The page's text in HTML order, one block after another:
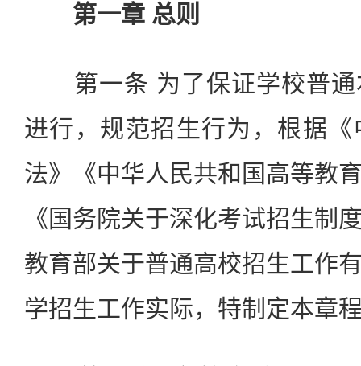
第一章 总则
第一条 为了保证学校普通
进行，规范招生行为，根据
法》《中华人民共和国高等教
《国务院关于深化考试招生制
教育部关于普通高校招生工作
学招生工作实际，特制定本章